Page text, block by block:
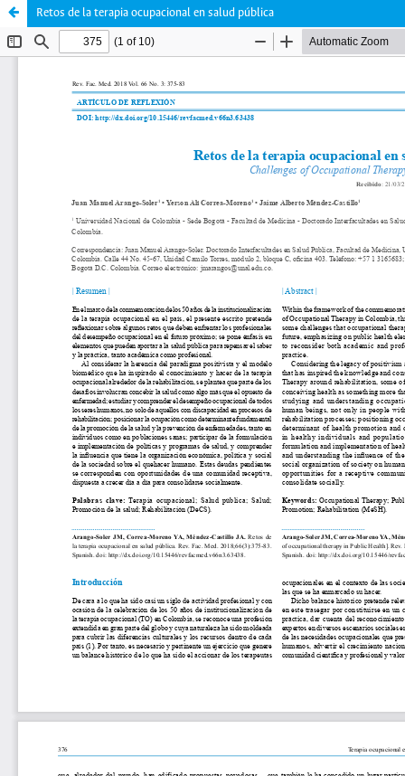
Retos de la terapia ocupacional en salud pública